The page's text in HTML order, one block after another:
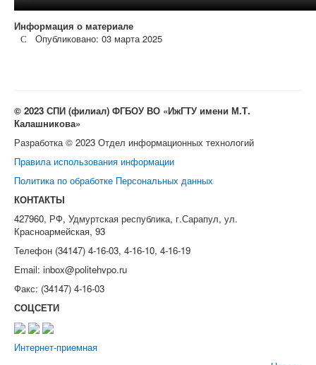
Информация о материале
Опубликовано: 03 марта 2025
© 2023 СПИ (филиал) ФГБОУ ВО «ИжГТУ имени М.Т.
Калашникова»
Разработка © 2023 Отдел информационных технологий
Правила использования информации
Политика по обработке Персональных данных
КОНТАКТЫ
427960, РФ, Удмуртская республика, г.Сарапул, ул.
Красноармейская, 93
Телефон (34147) 4-16-03, 4-16-10, 4-16-19
Email: inbox@politehvpo.ru
Факс: (34147) 4-16-03
СОЦСЕТИ
Интернет-приемная